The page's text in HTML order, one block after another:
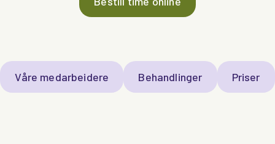
Våre medarbeidere Behandlinger Priser